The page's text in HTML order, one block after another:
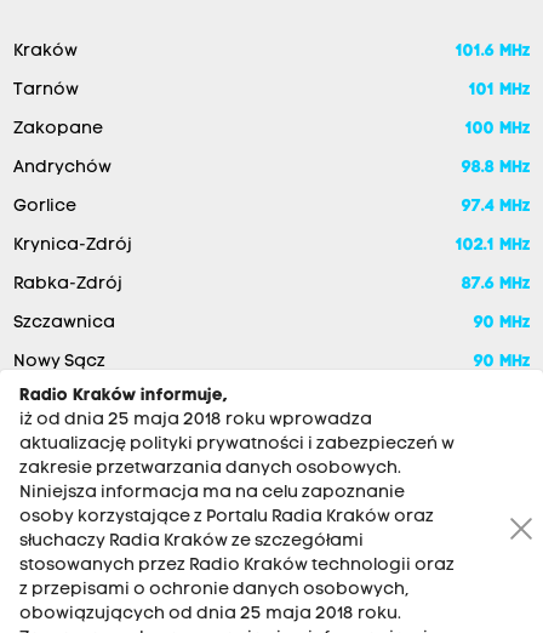
Kraków 101.6 MHz
Tarnów 101 MHz
Zakopane 100 MHz
Andrychów 98.8 MHz
Gorlice 97.4 MHz
Krynica-Zdrój 102.1 MHz
Rabka-Zdrój 87.6 MHz
Szczawnica 90 MHz
Nowy Sącz 90 MHz
RADIO KRAKÓW SA. Aleja Juliusza Słowackiego 22, 30-007
Kraków
Radio Kraków informuje,
iż od dnia 25 maja 2018 roku wprowadza
aktualizację polityki prywatności i zabezpieczeń w
zakresie przetwarzania danych osobowych.
Niniejsza informacja ma na celu zapoznanie
osoby korzystające z Portalu Radia Kraków oraz
słuchaczy Radia Kraków ze szczegółami
stosowanych przez Radio Kraków technologii oraz
z przepisami o ochronie danych osobowych,
obowiązujących od dnia 25 maja 2018 roku.